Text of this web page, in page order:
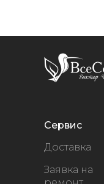
Сервис
Доставка
Заявка на